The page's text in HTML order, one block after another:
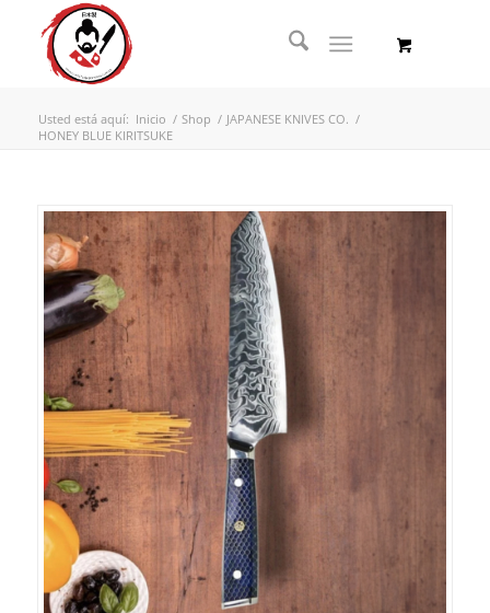
Usted está aquí: Inicio / Shop / JAPANESE KNIVES CO. /
HONEY BLUE KIRITSUKE